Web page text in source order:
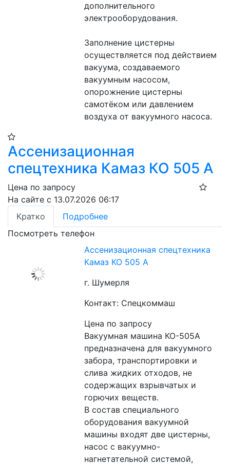
дополнительного
электрооборудования.
Заполнение цистерны
осуществляется под действием
вакуума, создаваемого
вакуумным насосом,
опорожнение цистерны
самотёком или давлением
воздуха от вакуумного насоса.
Ассенизационная
спецтехника Камаз КО 505 А
Цена по запросу
На сайте с 13.07.2026 06:17
Кратко
Подробнее
Посмотреть телефон
Ассенизационная спецтехника
Камаз КО 505 А
г. Шумерля
Контакт: Спецкоммаш
Цена по запросу
Вакуумная машина КО-505А
предназначена для вакуумного
забора, транспортировки и
слива жидких отходов, не
содержащих взрывчатых и
горючих веществ.
В состав специального
оборудования вакуумной
машины входят две цистерны,
насос с вакуумно-
нагнетательной системой,